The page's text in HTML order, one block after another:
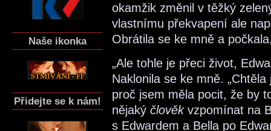
Naše ikonka
Přidejte se k nám!
okamžik změnil v těžký
vlastnímu překvapení ale
Obrátila se ke mně a
„Ale tohle je přeci život,
Naklonila se ke mně.
proč jsem měla pocit, že by
nějaký člověkvzpomínat na
s Edwardem a Bella po